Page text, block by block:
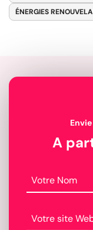
ÉNERGIES
A